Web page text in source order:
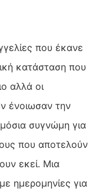
που έκανε
κατάσταση που
αλλά οι
ένοιωσαν την
συγνώμη για
που αποτελούν
εκεί. Μια
ημερομηνίες για